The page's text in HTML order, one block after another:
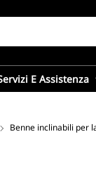
E Assistenza